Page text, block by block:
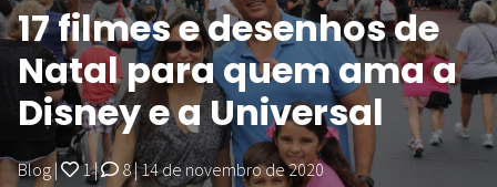
17 filmes e desenhos de
Natal para quem ama a
Disney e a Universal
Blog | 1| 8|14 de novembro de 2020